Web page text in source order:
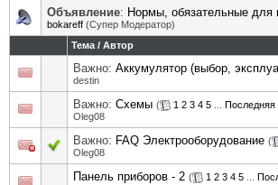
Объявление: Нормы, обязательные для
bokareff (Супер Модератор)
Тема / Автор
Важно: Аккумулятор (выбор,
destin
Важно: Схемы ( 1 2 3 4 5 Последняя
Oleg08
Важно: FAQ Электрооборудование (
Oleg08
Панель приборов - 2 ( 1 2 3 4 5